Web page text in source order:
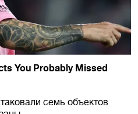
семь объектов